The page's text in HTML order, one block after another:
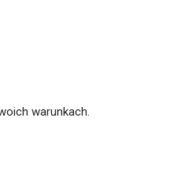
warunkach.